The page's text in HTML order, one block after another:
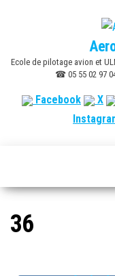
content
Ecole de pilotage avion et
☎ 05 55 02 97
Facebook X
36